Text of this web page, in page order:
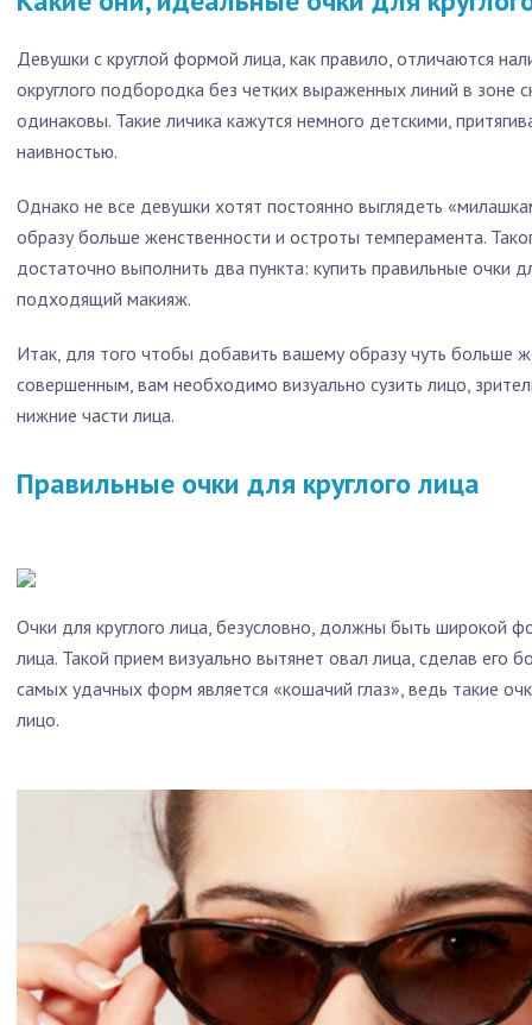
Девушки с круглой формой лица, как правило, отличаются
округлого подбородка без четких выраженных линий в зоне
одинаковы. Такие личика кажутся немного детскими,
наивностью.
Однако не все девушки хотят постоянно выглядеть
образу больше женственности и остроты темперамента.
достаточно выполнить два пункта: купить правильные очки
подходящий макияж.
Итак, для того чтобы добавить вашему образу чуть больше
совершенным, вам необходимо визуально сузить лицо,
нижние части лица.
Правильные очки для круглого лица
Очки для круглого лица, безусловно, должны быть широкой
лица. Такой прием визуально вытянет овал лица, сделав его
самых удачных форм является «кошачий глаз», ведь такие
лицо.